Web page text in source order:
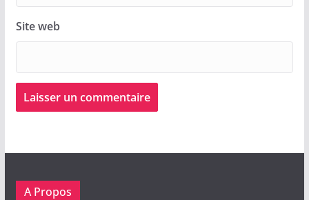
Site web
A Propos